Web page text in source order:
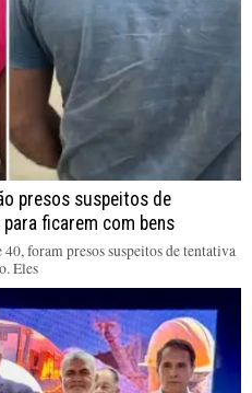
presos suspeitos de
ficarem com bens
foram presos suspeitos de tentativa
Eles